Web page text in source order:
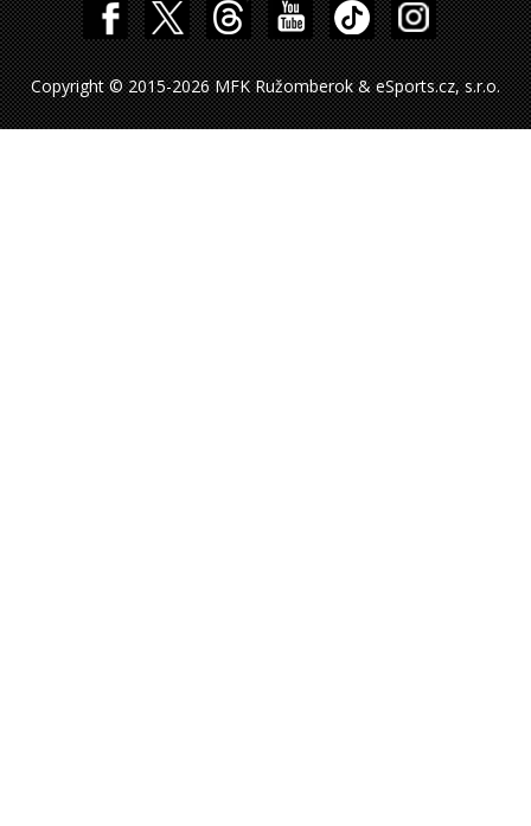
Copyright © 2015-2026 MFK Ružomberok & eSports.cz, s.r.o.